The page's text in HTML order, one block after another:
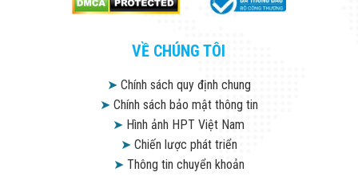
VỀ CHÚNG TÔI
➤Chính sách quy định chung
➤Chính sách bảo mật thông tin
➤ Hình ảnh HPT Việt Nam
➤Chiến lược phát triển
➤Thông tin chuyển khoản